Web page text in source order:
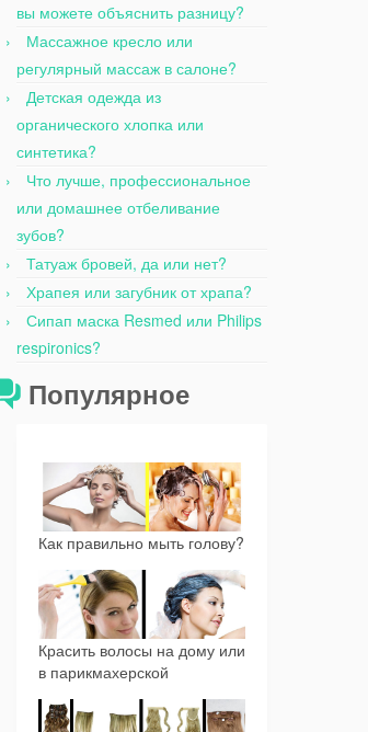
вы можете объяснить разницу?
Массажное кресло или
регулярный массаж в салоне?
Детская одежда из
органического хлопка или
синтетика?
Что лучше, профессиональное
или домашнее отбеливание
зубов?
Татуаж бровей, да или нет?
Храпея или загубник от храпа?
Сипап маска Resmed или Philips
respironics?
Популярное
Как правильно мыть голову?
Красить волосы на дому или
в парикмахерской